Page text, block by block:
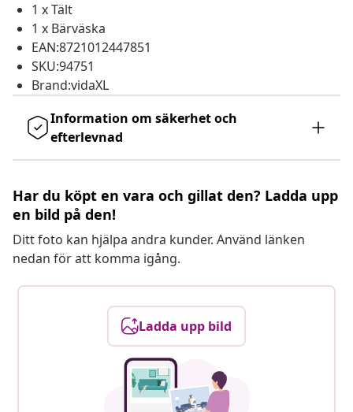
1 x Tält
1 x Bärväska
EAN:8721012447851
SKU:94751
Brand:vidaXL
Information om säkerhet och
efterlevnad
Har du köpt en vara och gillat den? Ladda upp
en bild på den!
Ditt foto kan hjälpa andra kunder. Använd länken
nedan för att komma igång.
Ladda upp bild